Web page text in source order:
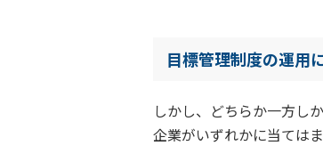
目標管理制度の運用
しかし、どちらか一方し
企業がいずれかに当ては